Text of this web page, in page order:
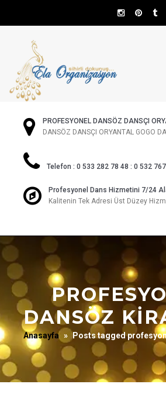
PROFESYONEL DANSÖZ DANSÇI
DANSÖZ DANSÇI ORYANTAL GOGO
Telefon : 0 533 282 78 48 : 0 532
Profesyonel Dans Hizmetini 7/24
Kalitenin Tek Adresi Üst Düzey
DANSÖZ
Anasayfa » Posts tagged